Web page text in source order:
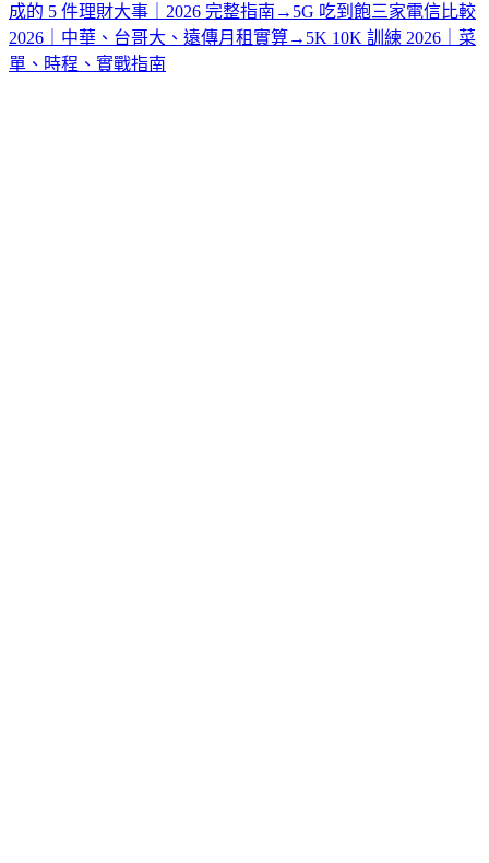
成的 5 件理財大事｜2026 完整指南 → 5G 吃到飽三家電信比較
2026｜中華、台哥大、遠傳月租實算→ 5K 10K 訓練 2026｜菜
單、時程、實戰指南